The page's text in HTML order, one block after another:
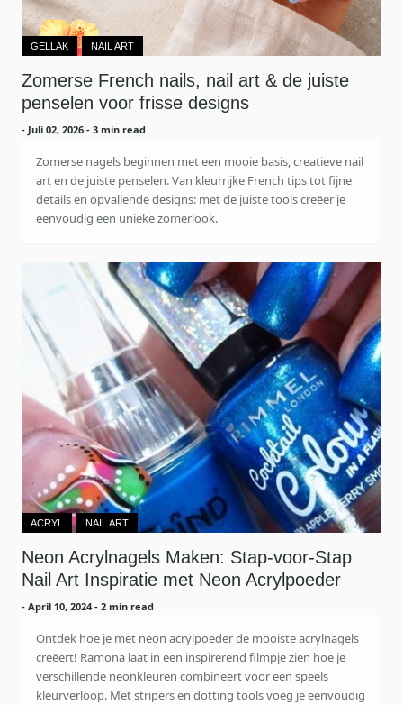
GELLAK NAIL ART
Zomerse French nails, nail art & de juiste
penselen voor frisse designs
- Juli 02, 2026 - 3 min read
Zomerse nagels beginnen met een mooie basis, creatieve nail
art en de juiste penselen. Van kleurrijke French tips tot fijne
details en opvallende designs: met de juiste tools creëer je
eenvoudig een unieke zomerlook.
ACRYL NAIL ART
Neon Acrylnagels Maken: Stap‑voor‑Stap
Nail Art Inspiratie met Neon Acrylpoeder
- April 10, 2024 - 2 min read
Ontdek hoe je met neon acrylpoeder de mooiste acrylnagels
creëert! Ramona laat in een inspirerend filmpje zien hoe je
verschillende neonkleuren combineert voor een speels
kleurverloop. Met stripers en dotting tools voeg je eenvoudig